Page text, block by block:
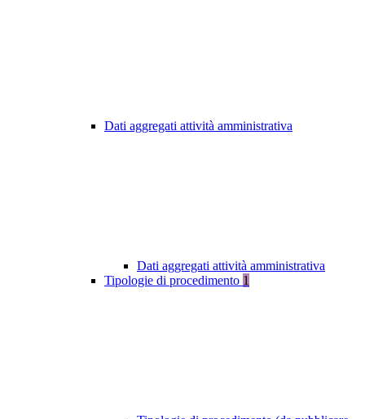
Dati aggregati attività amministrativa
Dati aggregati attività amministrativa
Tipologie di procedimento 1